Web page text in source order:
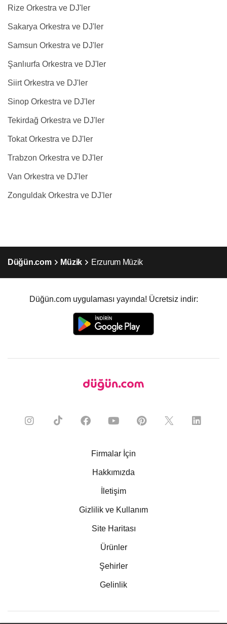
Rize Orkestra ve DJ'ler
Sakarya Orkestra ve DJ'ler
Samsun Orkestra ve DJ'ler
Şanlıurfa Orkestra ve DJ'ler
Siirt Orkestra ve DJ'ler
Sinop Orkestra ve DJ'ler
Tekirdağ Orkestra ve DJ'ler
Tokat Orkestra ve DJ'ler
Trabzon Orkestra ve DJ'ler
Van Orkestra ve DJ'ler
Zonguldak Orkestra ve DJ'ler
Düğün.com Müzik Erzurum Müzik
Düğün.com uygulaması yayında! Ücretsiz indir:
Firmalar İçin
Hakkımızda
İletişim
Gizlilik ve Kullanım
Site Haritası
Ürünler
Şehirler
Gelinlik